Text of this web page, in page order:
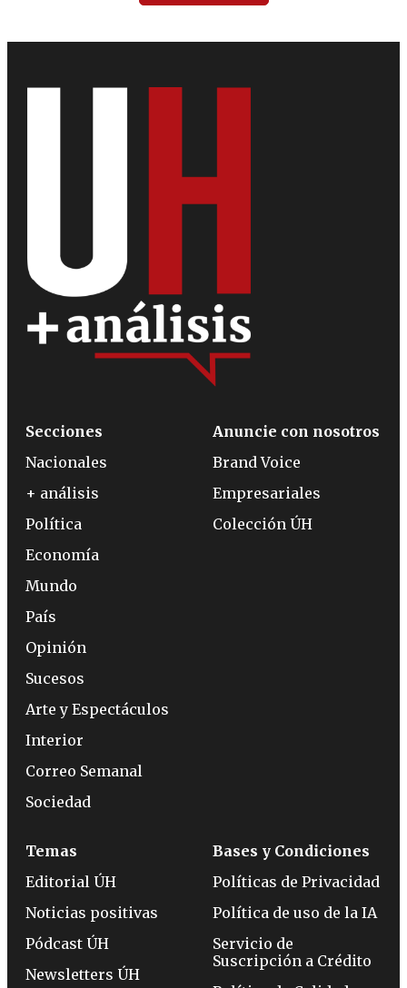
Secciones
Nacionales
+ análisis
Política
Economía
Mundo
País
Opinión
Sucesos
Arte y Espectáculos
Interior
Correo Semanal
Sociedad
Anuncie con nosotros
Brand Voice
Empresariales
Colección ÚH
Temas
Editorial ÚH
Noticias positivas
Pódcast ÚH
Newsletters ÚH
Bases y Condiciones
Políticas de Privacidad
Política de uso de la IA
Servicio de
Suscripción a Crédito